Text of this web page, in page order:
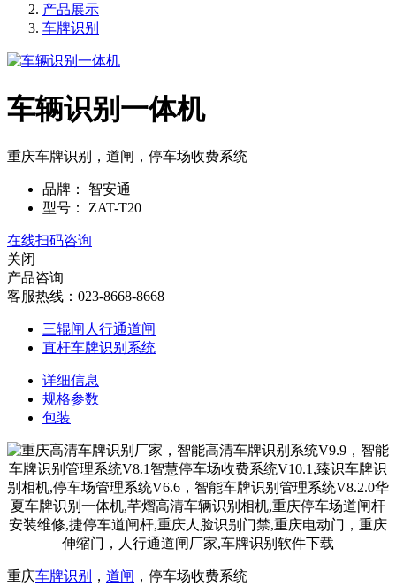
产品展示
车牌识别
车辆识别一体机
重庆车牌识别，道闸，停车场收费系统
品牌：
智安通
型号：
ZAT-T20
在线扫码咨询
关闭
产品咨询
客服热线：023-8668-8668
三辊闸人行通道闸
直杆车牌识别系统
详细信息
规格参数
包装
重庆车牌识别 ， 道闸 ，停车场收费系统